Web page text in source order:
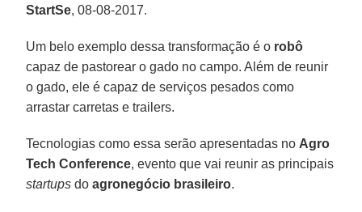
StartSe, 08-08-2017.
Um belo exemplo dessa transformação é o robô
capaz de pastorear o gado no campo. Além de reunir
o gado, ele é capaz de serviços pesados como
arrastar carretas e trailers.
Tecnologias como essa serão apresentadas no Agro
Tech Conference, evento que vai reunir as principais
startups doagronegócio brasileiro.